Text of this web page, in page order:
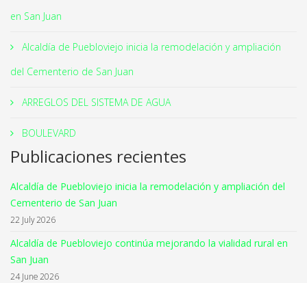
en San Juan
Alcaldía de Puebloviejo inicia la remodelación y ampliación
del Cementerio de San Juan
ARREGLOS DEL SISTEMA DE AGUA
BOULEVARD
Publicaciones recientes
Alcaldía de Puebloviejo inicia la remodelación y ampliación del
Cementerio de San Juan
22 July 2026
Alcaldía de Puebloviejo continúa mejorando la vialidad rural en
San Juan
24 June 2026